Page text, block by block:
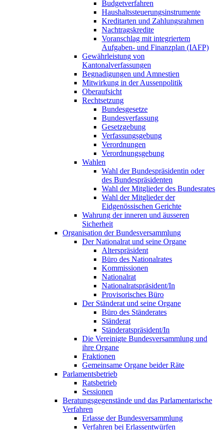
Budgetverfahren
Haushaltssteuerungsinstrumente
Kreditarten und Zahlungsrahmen
Nachtragskredite
Voranschlag mit integriertem
Aufgaben- und Finanzplan (IAFP)
Gewährleistung von
Kantonalverfassungen
Begnadigungen und Amnestien
Mitwirkung in der Aussenpolitik
Oberaufsicht
Rechtsetzung
Bundesgesetze
Bundesverfassung
Gesetzgebung
Verfassungsgebung
Verordnungen
Verordnungsgebung
Wahlen
Wahl der Bundespräsidentin oder
des Bundespräsidenten
Wahl der Mitglieder des Bundesrates
Wahl der Mitglieder der
Eidgenössischen Gerichte
Wahrung der inneren und äusseren
Sicherheit
Organisation der Bundesversammlung
Der Nationalrat und seine Organe
Alterspräsident
Büro des Nationalrates
Kommissionen
Nationalrat
Nationalratspräsident/In
Provisorisches Büro
Der Ständerat und seine Organe
Büro des Ständerates
Ständerat
Ständeratspräsident/In
Die Vereinigte Bundesversammlung und
ihre Organe
Fraktionen
Gemeinsame Organe beider Räte
Parlamentsbetrieb
Ratsbetrieb
Sessionen
Beratungsgegenstände und das Parlamentarische
Verfahren
Erlasse der Bundesversammlung
Verfahren bei Erlassentwürfen